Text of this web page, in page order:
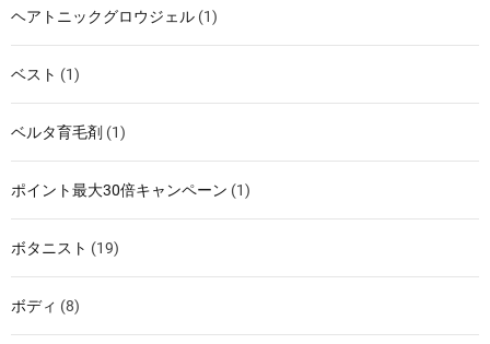
ヘアトニックグロウジェル (1)
ベスト (1)
ベルタ育毛剤 (1)
ポイント最大30倍キャンペーン (1)
ボタニスト (19)
ボディ (8)